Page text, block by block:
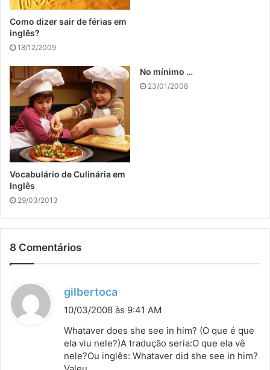
Como dizer sair de férias em
inglês?
18/12/2009
Vocabulário de Culinária em
Inglês
29/03/2013
No mínimo …
23/01/2008
8 Comentários
gilbertoca
i
s
e
10/03/2008 às 9:41 AM
Whataver does she see in him? (O que é que
ela viu nele?)A tradução seria:O que ela vê
nele?Ou inglês: Whataver did she see in him?